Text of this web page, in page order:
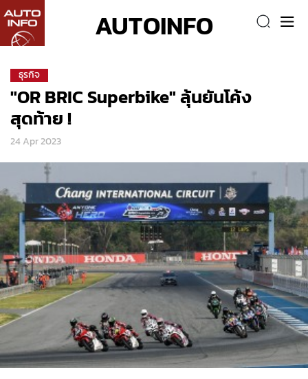
AUTOINFO
ธุรกิจ
"OR BRIC Superbike" ลุ้นยันโค้ง
สุดท้าย !
24 Apr 2023